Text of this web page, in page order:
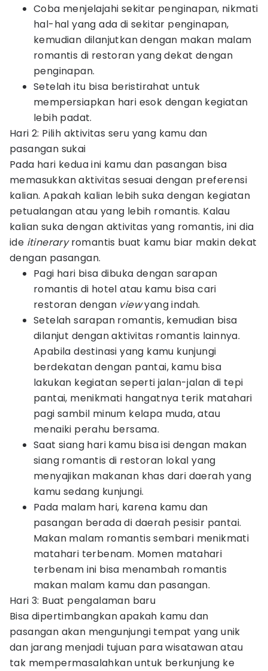
Coba menjelajahi sekitar penginapan, nikmati
hal-hal yang ada di sekitar penginapan,
kemudian dilanjutkan dengan makan malam
romantis di restoran yang dekat dengan
penginapan.
Setelah itu bisa beristirahat untuk
mempersiapkan hari esok dengan kegiatan
lebih padat.
Hari 2: Pilih aktivitas seru yang kamu dan
pasangan sukai
Pada hari kedua ini kamu dan pasangan bisa
memasukkan aktivitas sesuai dengan preferensi
kalian. Apakah kalian lebih suka dengan kegiatan
petualangan atau yang lebih romantis. Kalau
kalian suka dengan aktivitas yang romantis, ini dia
ide itineraryromantis buat kamu biar makin dekat
dengan pasangan.
Pagi hari bisa dibuka dengan sarapan
romantis di hotel atau kamu bisa cari
restoran dengan viewyang indah.
Setelah sarapan romantis, kemudian bisa
dilanjut dengan aktivitas romantis lainnya.
Apabila destinasi yang kamu kunjungi
berdekatan dengan pantai, kamu bisa
lakukan kegiatan seperti jalan-jalan di tepi
pantai, menikmati hangatnya terik matahari
pagi sambil minum kelapa muda, atau
menaiki perahu bersama.
Saat siang hari kamu bisa isi dengan makan
siang romantis di restoran lokal yang
menyajikan makanan khas dari daerah yang
kamu sedang kunjungi.
Pada malam hari, karena kamu dan
pasangan berada di daerah pesisir pantai.
Makan malam romantis sembari menikmati
matahari terbenam. Momen matahari
terbenam ini bisa menambah romantis
makan malam kamu dan pasangan.
Hari 3: Buat pengalaman baru
Bisa dipertimbangkan apakah kamu dan
pasangan akan mengunjungi tempat yang unik
dan jarang menjadi tujuan para wisatawan atau
tak mempermasalahkan untuk berkunjung ke